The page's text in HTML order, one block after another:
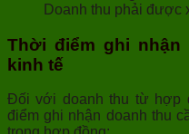
Doanh thu phải được
Thời điểm ghi
kinh tế
Đối với doanh thu từ hợp
điểm ghi nhận doanh thu